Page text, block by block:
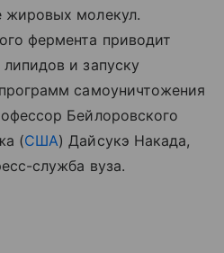
жировых молекул.
фермента приводит
и запуску
самоуничтожения
Бейлоровского
(США) Дайсукэ Накада,
служба вуза.